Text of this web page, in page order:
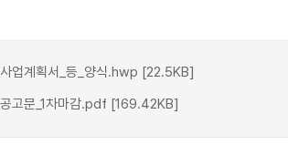
업계획서_등_양식.hwp [22.5KB]
고문_1차마감.pdf [169.42KB]